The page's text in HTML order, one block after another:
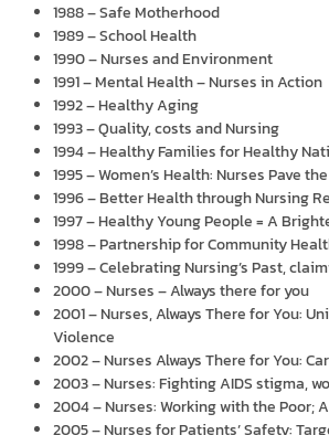
1988 – Safe Motherhood
1989 – School Health
1990 – Nurses and Environment
1991 – Mental Health – Nurses in Action
1992 – Healthy Aging
1993 – Quality, costs and Nursing
1994 – Healthy Families for Healthy
1995 – Women’s Health: Nurses Pave
1996 – Better Health through Nursing
1997 – Healthy Young People = A
1998 – Partnership for Community
1999 – Celebrating Nursing’s Past,
2000 – Nurses – Always there for you
2001 – Nurses, Always There for You:
Violence
2002 – Nurses Always There for You:
2003 – Nurses: Fighting AIDS stigma,
2004 – Nurses: Working with the Poor;
2005 – Nurses for Patients’ Safety: